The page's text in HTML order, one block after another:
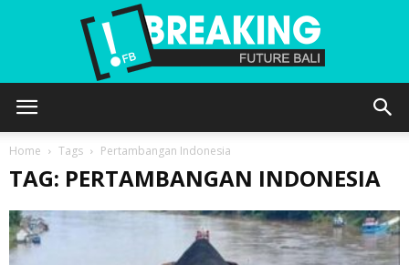
Home Tags Pertambangan Indonesia
TAG: PERTAMBANGAN INDONESIA